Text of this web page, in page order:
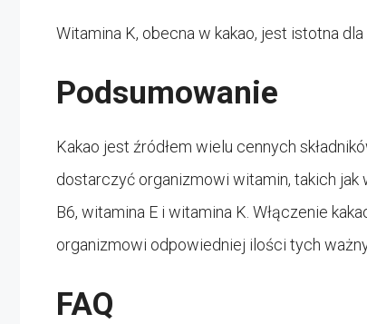
Witamina K, obecna w kakao, jest istotna
Podsumowanie
Kakao jest źródłem wielu cennych
dostarczyć organizmowi witamin, takich jak
B6, witamina E i witamina K. Włączenie
organizmowi odpowiedniej ilości tych
FAQ